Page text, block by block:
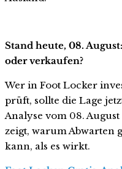
Stand heute, 08.
oder verkaufen?
Wer in Foot Locker
prüft, sollte die Lage
Analyse vom 08.
zeigt, warum Abwarten
kann, als es wirkt.